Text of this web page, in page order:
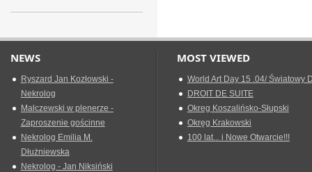
NEWS
Ryszard Jan Kozłowski -
Nekrolog
Malczewski w plenerze -
Zaproszenie gościnne
Nekrolog Emilia M.
Dłużniewska
Nekrolog - Jan Niksiński
MOST VIEWED
World Art Day 15 .04/ Światowy
DROIT DE SUITE
Okreg Koszalińsko-Słupski
Okręg Krakowski
100 lat... i Nowe Otwarcie!!!